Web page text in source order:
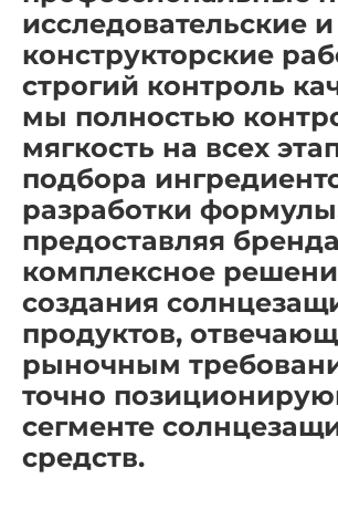
исследовательские
конструкторские
строгий контроль
мы полностью
мягкость на всех
подбора
разработки
предоставляя
комплексное
создания
продуктов,
рыночным
точно
сегменте
средств.